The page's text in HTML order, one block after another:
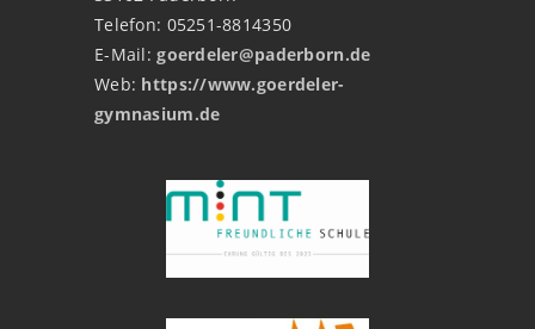
Telefon: 05251-8814350
E-Mail:goerdeler@paderborn.de
Web: https://www.goerdeler-
gymnasium.de